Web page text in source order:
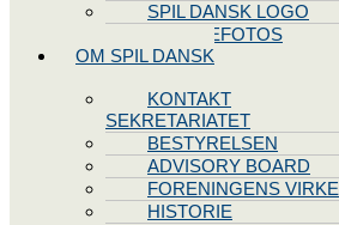
SPIL DANSK LOGO
PRESSEFOTOS
OM SPIL DANSK
KONTAKT
SEKRETARIATET
BESTYRELSEN
ADVISORY BOARD
FORENINGENS VIRKE
HISTORIE